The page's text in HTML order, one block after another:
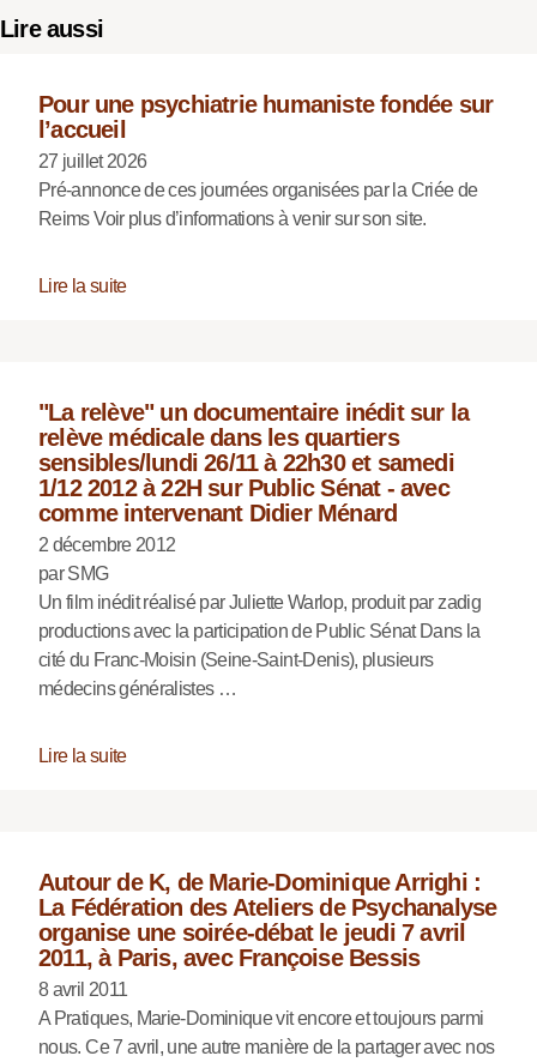
Lire aussi
Pour une psychiatrie humaniste fondée sur
l’accueil
27 juillet 2026
Pré-annonce de ces journées organisées par la Criée de
Reims Voir plus d’informations à venir sur son site.
Lire la suite
"La relève" un documentaire inédit sur la
relève médicale dans les quartiers
sensibles/lundi 26/11 à 22h30 et samedi
1/12 2012 à 22H sur Public Sénat - avec
comme intervenant Didier Ménard
2 décembre 2012
par SMG
Un film inédit réalisé par Juliette Warlop, produit par zadig
productions avec la participation de Public Sénat Dans la
cité du Franc-Moisin (Seine-Saint-Denis), plusieurs
médecins généralistes …
Lire la suite
Autour de K, de Marie-Dominique Arrighi :
La Fédération des Ateliers de Psychanalyse
organise une soirée-débat le jeudi 7 avril
2011, à Paris, avec Françoise Bessis
8 avril 2011
A Pratiques, Marie-Dominique vit encore et toujours parmi
nous. Ce 7 avril, une autre manière de la partager avec nos